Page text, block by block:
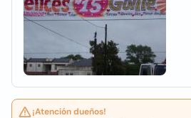
¡Atención dueños!